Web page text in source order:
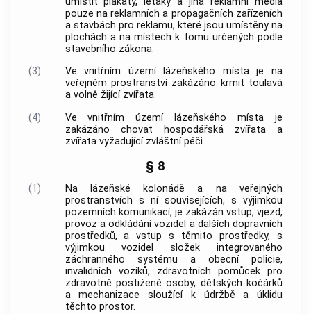
pouze na reklamních a propagačních zařízeních
a stavbách pro reklamu, které jsou umístěny na
plochách a na místech k tomu určených podle
stavebního zákona.
(3)
Ve vnitřním území lázeňského místaje na
veřejném prostranstvízakázáno krmit toulavá
a volně žijící zvířata.
(4)
Ve vnitřním území lázeňského místa je
zakázáno chovat hospodářská zvířata a
zvířata vyžadující zvláštní péči.
§ 8
(1) Na lázeňské kolonádě a na veřejných
prostranstvích s ní souvisejících, s výjimkou
pozemních komunikací, je zakázán vstup, vjezd,
provoz a odkládání vozidel a dalších dopravních
prostředků, a vstup s těmito prostředky, s
výjimkou vozidel složek integrovaného
záchranného systému a obecní policie,
invalidních vozíků, zdravotních pomůcek pro
zdravotně postižené osoby, dětských kočárků
a mechanizace sloužící k údržbě a úklidu
těchto prostor.